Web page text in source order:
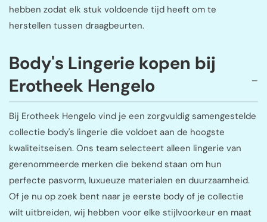
hebben zodat elk stuk voldoende tijd heeft om te
herstellen tussen draagbeurten.
Body's Lingerie kopen bij
Erotheek Hengelo
Bij Erotheek Hengelo vind je een zorgvuldig samengestelde
collectie body's lingerie die voldoet aan de hoogste
kwaliteitseisen. Ons team selecteert alleen lingerie van
gerenommeerde merken die bekend staan om hun
perfecte pasvorm, luxueuze materialen en duurzaamheid.
Of je nu op zoek bent naar je eerste body of je collectie
wilt uitbreiden, wij hebben voor elke stijlvoorkeur en maat